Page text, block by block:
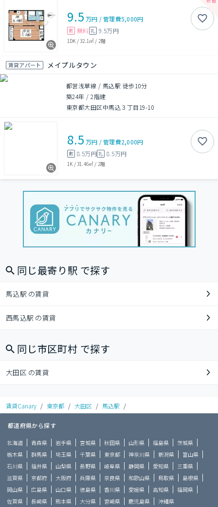
9.5 万円 /管理費5,000円
敷 無料 礼 9.5万円
1DK /32.1㎡ / 2階
賃貸アパート メイプルタウン
都営浅草線 / 馬込駅 徒歩10分
築24年 /2階建
東京都大田区中馬込３丁目19-10
8.5 万円 /管理費2,000円
敷 8.5万円礼 8.5万円
1K /31.46㎡ / 2階
同じ最寄り駅 で探す
馬込駅 の賃貸
西馬込駅 の賃貸
同じ市区町村 で探す
大田区 の賃貸
賃貸Canary / 東京都 / 大田区 / 馬込駅 /
都道府県から探す
北海道 青森県 岩手県 宮城県 秋田県 山形県 福島県
茨城県
栃木県
群馬県 埼玉県 千葉県 東京都 神奈川県 新潟県
富山県
石川県
福井県 山梨県 長野県 岐阜県 静岡県 愛知県
三重県
滋賀県
京都府 大阪府 兵庫県 奈良県 和歌山県 鳥取県
島根県
岡山県
広島県 山口県 徳島県 香川県 愛媛県 高知県
福岡県
佐賀県
長崎県 熊本県 大分県 宮崎県 鹿児島県 沖縄県